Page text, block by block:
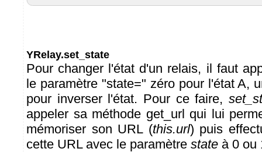
YRelay.set_state
Pour changer l'état d'un relais, il faut
le paramètre "state=" zéro pour l'état A,
pour inverser l'état. Pour ce faire,
appeler sa méthode get_url qui lui
mémoriser son URL (this.url) puis
cette URL avec le paramètre state à 0 ou